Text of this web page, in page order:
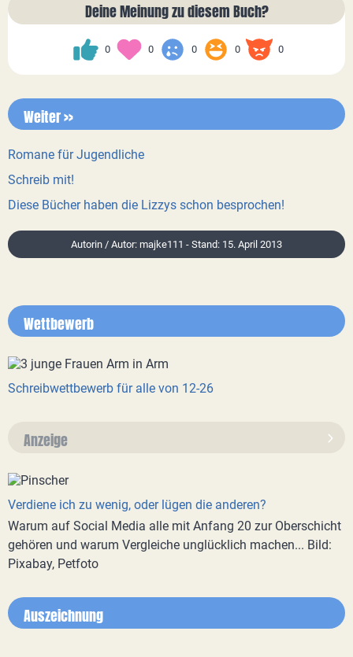
Deine Meinung zu diesem Buch?
0 0 0 0 0
Weiter >>
Romane für Jugendliche
Schreib mit!
Diese Bücher haben die Lizzys schon besprochen!
Autorin / Autor: majke111 - Stand: 15. April 2013
Wettbewerb
Schreibwettbewerb für alle von 12-26
Anzeige
Verdiene ich zu wenig, oder lügen die anderen?
Warum auf Social Media alle mit Anfang 20 zur Oberschicht
gehören und warum Vergleiche unglücklich machen... Bild:
Pixabay, Petfoto
Auszeichnung